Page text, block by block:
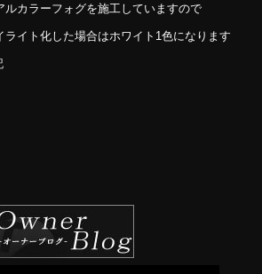
カラーフォグを施工していますので
イト化した場合はホワイト1色になります